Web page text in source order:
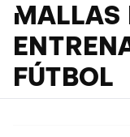
MALLAS DE
FÚTBOL